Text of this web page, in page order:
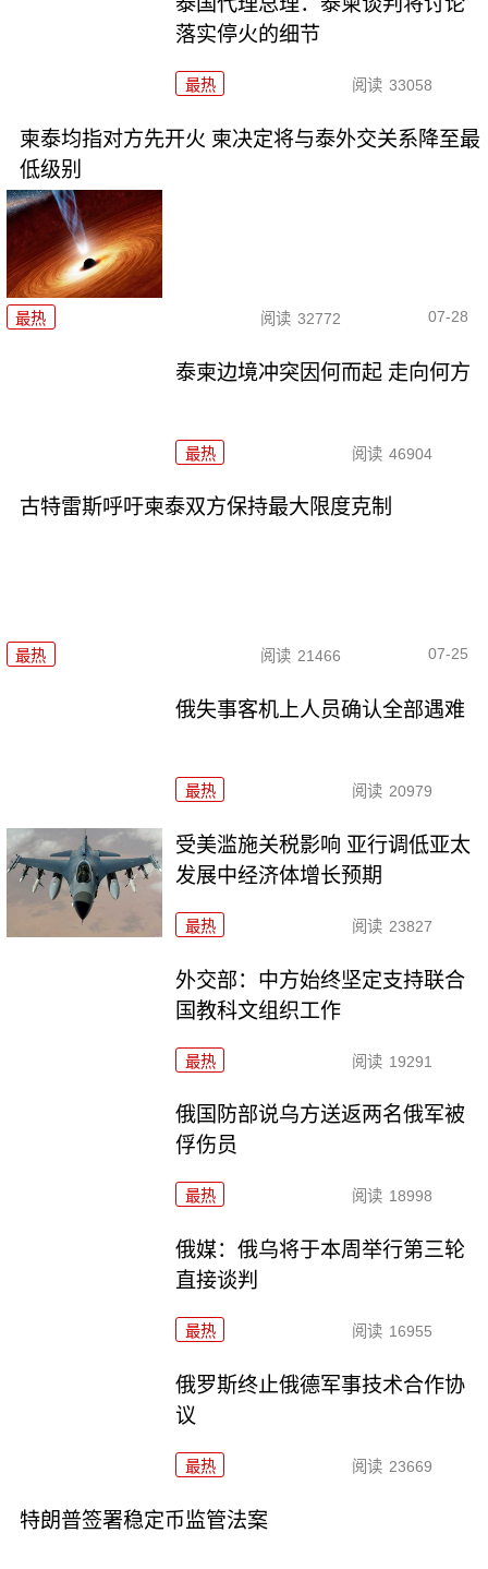
落实停火的细节
最热 阅读 33058
柬泰均指对方先开火 柬决定将与泰外交关系降至最
低级别
最热 阅读 32772 07-28
泰柬边境冲突因何而起 走向何方
最热 阅读 46904
古特雷斯呼吁柬泰双方保持最大限度克制
最热 阅读 21466 07-25
俄失事客机上人员确认全部遇难
最热 阅读 20979
受美滥施关税影响 亚行调低亚太
发展中经济体增长预期
最热 阅读 23827
外交部：中方始终坚定支持联合
国教科文组织工作
最热 阅读 19291
俄国防部说乌方送返两名俄军被
俘伤员
最热 阅读 18998
俄媒：俄乌将于本周举行第三轮
直接谈判
最热 阅读 16955
俄罗斯终止俄德军事技术合作协
议
最热 阅读 23669
特朗普签署稳定币监管法案